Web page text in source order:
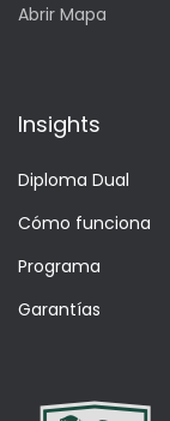
Abrir Mapa
Insights
Diploma Dual
Cómo funciona
Programa
Garantías